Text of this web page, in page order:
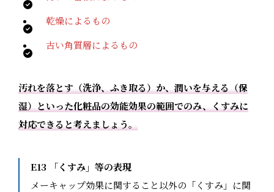
乾燥によるもの
古い角質層によるもの
汚れを落とす（洗浄、ふき取る）か、潤いを与える（保
湿）といった化粧品の効能効果の範囲でのみ、くすみに
対応できると考えましょう。
E13 「くすみ」等の表現
メーキャップ効果に関すること以外の「くすみ」に関